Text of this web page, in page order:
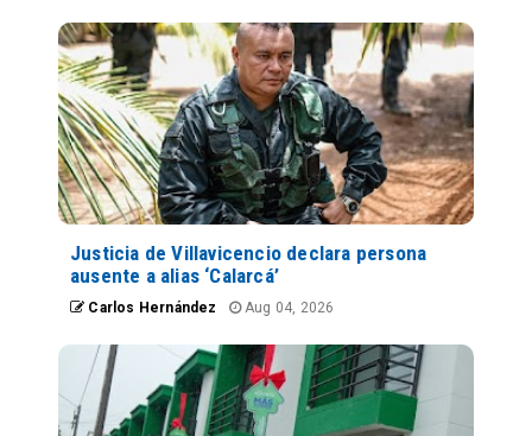
Justicia de Villavicencio declara persona
ausente a alias ‘Calarcá’
Carlos Hernández Aug 04, 2026